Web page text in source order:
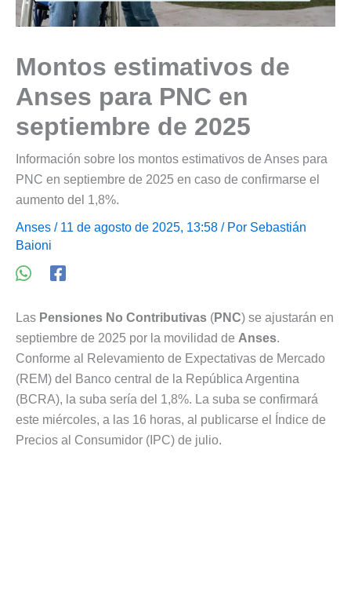
Montos estimativos de
Anses para PNC en
septiembre de 2025
Información sobre los montos estimativos de Anses para
PNC en septiembre de 2025 en caso de confirmarse el
aumento del 1,8%.
Anses / 11 de agosto de 2025, 13:58 / Por Sebastián
Baioni
Las Pensiones No Contributivas (PNC) se ajustarán en
septiembre de 2025 por la movilidad de Anses.
Conforme al Relevamiento de Expectativas de Mercado
(REM) del Banco central de la República Argentina
(BCRA), la suba sería del 1,8%. La suba se confirmará
este miércoles, a las 16 horas, al publicarse el Índice de
Precios al Consumidor (IPC) de julio.